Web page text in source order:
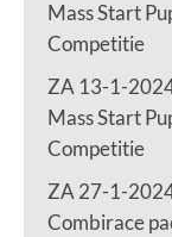
Mass Start
Competitie
ZA 13-1-
Mass Start
Competitie
ZA 27-1-
Combirace